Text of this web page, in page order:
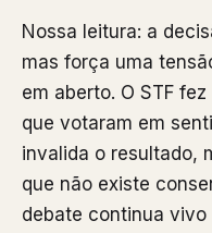
Nossa leitura: a
mas força uma
em aberto. O STF
que votaram em
invalida o resultado,
que não existe
debate continua